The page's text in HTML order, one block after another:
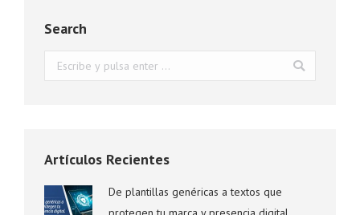
Search
Buscar:
Artículos Recientes
De plantillas genéricas a textos que